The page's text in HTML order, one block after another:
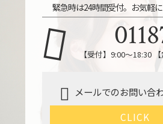
緊急時は24時間受付。お気軽
【受付】9:00～18:30
メールでのお問い合
CLICK